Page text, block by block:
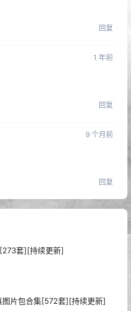
回复
1 年前
回复
9 个月前
回复
套][持续更新]
图片包合集[572套][持续更新]